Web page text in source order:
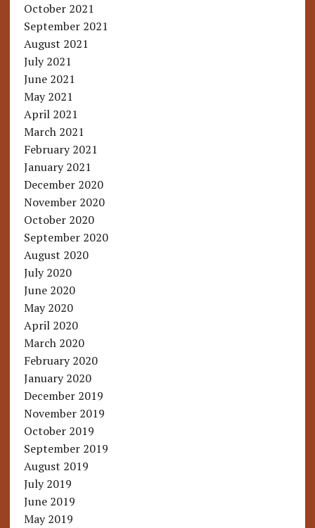
October 2021
September 2021
August 2021
July 2021
June 2021
May 2021
April 2021
March 2021
February 2021
January 2021
December 2020
November 2020
October 2020
September 2020
August 2020
July 2020
June 2020
May 2020
April 2020
March 2020
February 2020
January 2020
December 2019
November 2019
October 2019
September 2019
August 2019
July 2019
June 2019
May 2019